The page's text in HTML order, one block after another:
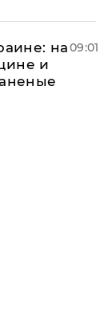
на
и
09:01